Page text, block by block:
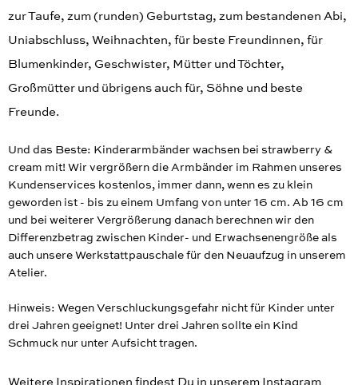
zur Taufe, zum (runden) Geburtstag, zum bestandenen Abi,
Uniabschluss, Weihnachten, für beste Freundinnen, für
Blumenkinder, Geschwister, Mütter und Töchter,
Großmütter und übrigens auch für, Söhne und beste
Freunde.
Und das Beste: Kinderarmbänder wachsen bei strawberry &
cream mit! Wir vergrößern die Armbänder im Rahmen unseres
Kundenservices kostenlos, immer dann, wenn es zu klein
geworden ist - bis zu einem Umfang von unter 16 cm. Ab 16 cm
und bei weiterer Vergrößerung danach berechnen wir den
Differenzbetrag zwischen Kinder- und Erwachsenengröße als
auch unsere Werkstattpauschale für den Neuaufzug in unserem
Atelier.
Hinweis: Wegen Verschluckungsgefahr nicht für Kinder unter
drei Jahren geeignet! Unter drei Jahren sollte ein Kind
Schmuck nur unter Aufsicht tragen.
Weitere Inspirationen findest Du in unserem Instagram